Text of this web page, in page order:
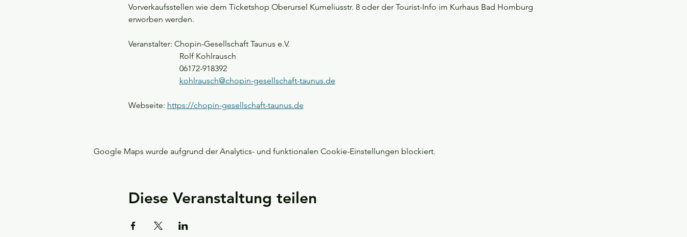
Vorverkaufsstellen wie dem Ticketshop Oberursel Kumeliusstr. 8 oder der Tourist-Info im Kurhaus Bad Homburg
erworben werden.
Veranstalter: Chopin-Gesellschaft Taunus e.V.
                         Rolf Kohlrausch
                         06172-918392
kohlrausch@chopin-gesellschaft-taunus.de
Webseite: https://chopin-gesellschaft-taunus.de
Google Maps wurde aufgrund der Analytics- und funktionalen Cookie-Einstellungen blockiert.
Diese Veranstaltung teilen